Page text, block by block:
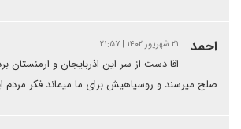
احمد ۲۱ شهریور ۱۴۰۲ | ۲۱:۵۷
اقا دست از سر این اذربایجان و ارمنستان
صلح میرسند و روسیاهیش برای ما میماند فکر مردم